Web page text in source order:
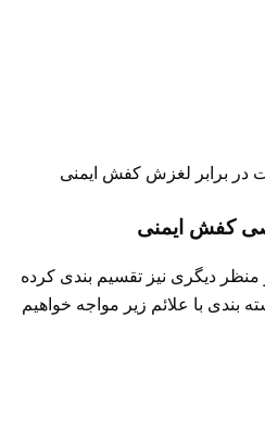
در برابر لغزش کفش ایمنی
کفش ایمنی
دیگری نیز تقسیم بندی کرده
بندی با علائم زیر مواجه خواهیم